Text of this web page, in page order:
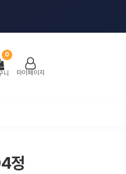
니
0
마이페이지
정